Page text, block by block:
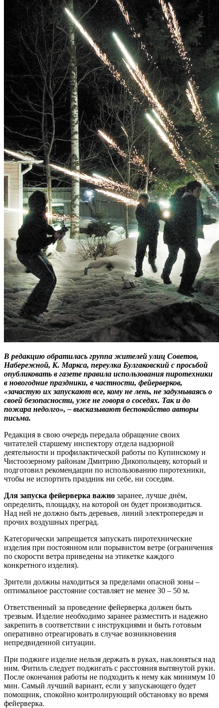
В редакцию обратилась группа жителей улиц Советов,
Набережной, К. Маркса, переулка Булгаковский с просьбой
опубликовать в газете правила использования пиротехники
в новогодние праздники, в частности, фейерверков,
«зачастую их запускают все, кому не лень, не задумываясь о
своей безопасности, уже не говоря о соседях. Так и до
пожара недолго», – высказывают беспокойство авторы
письма.
Редакция в свою очередь передала обращение своих
читателей старшему инспектору отдела надзорной
деятельности и профилактической работы по Купинскому и
Чистоозерному районам Дмитрию Дикопольцеву, который и
подготовил рекомендации по использованию пиротехники,
чтобы не испортить праздник ни себе, ни соседям.
Для запуска фейерверка важно заранее, лучше днём,
определить, площадку, на которой он будет производиться.
Над ней не должно быть деревьев, линий электропередач и
прочих воздушных преград.
Категорически запрещается запускать пиротехнические
изделия при постоянном или порывистом ветре (ограничения
по скорости ветра приведены на этикетке каждого
конкретного изделия).
Зрители должны находиться за пределами опасной зоны –
оптимальное расстояние составляет не менее 30 – 50 м.
Ответственный за проведение фейерверка должен быть
трезвым. Изделие необходимо заранее разместить и надежно
закрепить в соответствии с инструкциями и быть готовым
оперативно отреагировать в случае возникновения
непредвиденной ситуации.
При поджиге изделие нельзя держать в руках, наклоняться над
ним. Фитиль следует поджигать с расстояния вытянутой руки.
После окончания работы не подходить к нему как минимум 10
мин. Самый лучший вариант, если у запускающего будет
помощник, спокойно контролирующий обстановку во время
фейерверка.